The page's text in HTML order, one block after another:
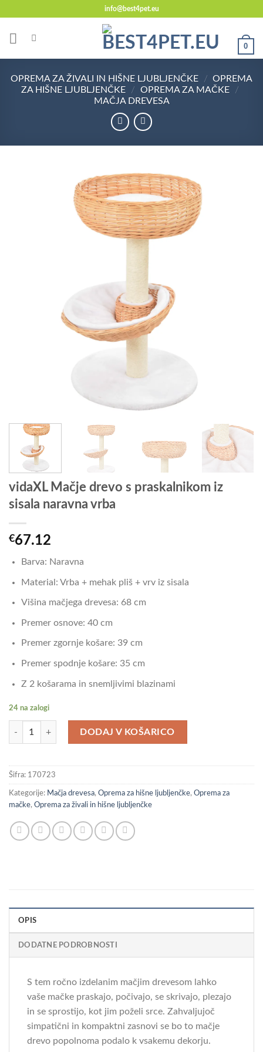
vsebino
info@best4pet.eu
0
OPREMA ZA ŽIVALI IN HIŠNE LJUBLJENČKE / OPREMA
ZA HIŠNE LJUBLJENČKE
/ OPREMA ZA MAČKE
/
MAČJA DREVESA
vidaXL Mačje drevo s praskalnikom iz
sisala naravna vrba
€67.12
Barva: Naravna
Material: Vrba + mehak pliš + vrv iz sisala
Višina mačjega drevesa: 68 cm
Premer osnove: 40 cm
Premer zgornje košare: 39 cm
Premer spodnje košare: 35 cm
Z 2 košarama in snemljivimi blazinami
24 na zalogi
vidaXL Mačje drevo s praskalnikom iz sisala naravna vrba količina
DODAJ V KOŠARICO
Šifra: 170723
Kategorije: Mačja drevesa, Oprema za hišne ljubljenčke, Oprema za
mačke, Oprema za živali in hišne ljubljenčke
OPIS
DODATNE PODROBNOSTI
S tem ročno izdelanim mačjim drevesom lahko
vaše mačke praskajo, počivajo, se skrivajo, plezajo
in se sprostijo, kot jim poželi srce. Zahvaljujoč
simpatični in kompaktni zasnovi se bo to mačje
drevo popolnoma podalo k vsakemu dekorju.